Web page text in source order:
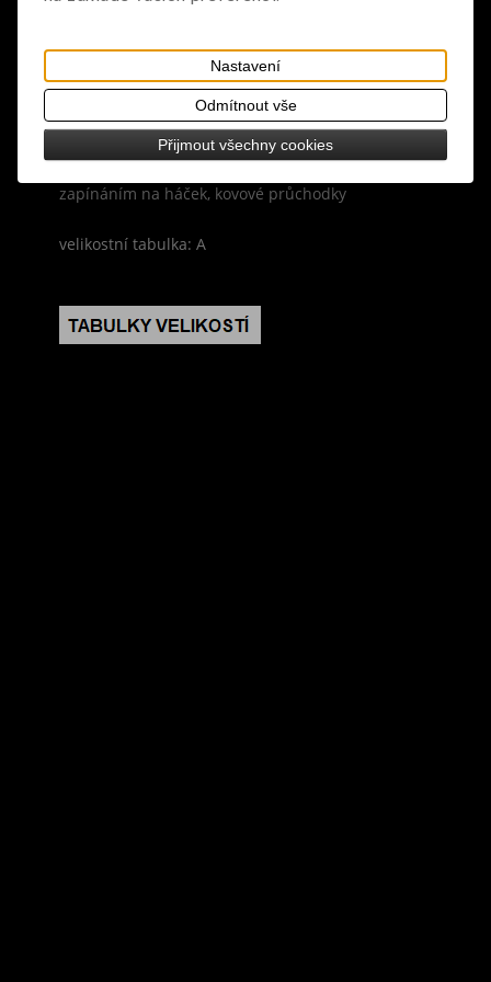
materiál: 100% polyester
design: černá barva, síťovaný top s černým
zapínáním na háček, kovové průchodky
velikostní tabulka: A
Nastavení
Odmítnout vše
Přijmout všechny cookies